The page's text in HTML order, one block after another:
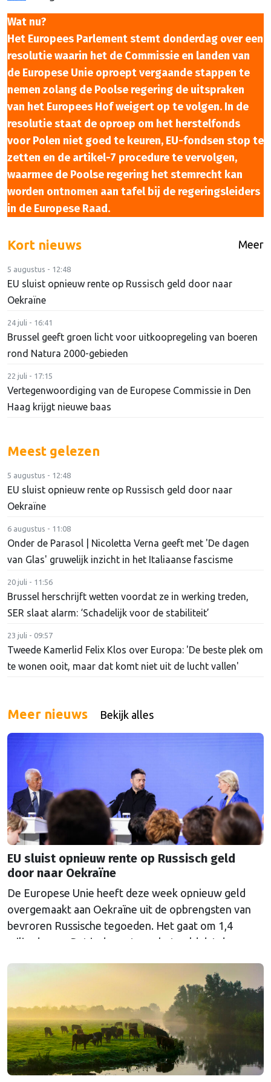
Wat nu?
Het Europees Parlement stemt donderdag over een
resolutie waarin het de Commissie en landen van
de Europese Unie oproept vergaande stappen te
nemen zolang de Poolse regering de uitspraken
van het Europees Hof weigert op te volgen. In de
resolutie staat de oproep om het herstelfonds
voor Polen niet goed te keuren, EU-fondsen stop te
zetten en de artikel-7 procedure te vervolgen,
waarmee de Poolse regering het stemrecht kan
worden ontnomen aan tafel bij de regeringsleiders
in de Europese Raad.
Kort nieuws Meer
5 augustus - 12:48
EU sluist opnieuw rente op Russisch geld door naar
Oekraïne
24 juli - 16:41
Brussel geeft groen licht voor uitkoopregeling van boeren
rond Natura 2000-gebieden
22 juli - 17:15
Vertegenwoordiging van de Europese Commissie in Den
Haag krijgt nieuwe baas
Meest gelezen
5 augustus - 12:48
EU sluist opnieuw rente op Russisch geld door naar
Oekraïne
6 augustus - 11:08
Onder de Parasol | Nicoletta Verna geeft met 'De dagen
van Glas' gruwelijk inzicht in het Italiaanse fascisme
20 juli - 11:56
Brussel herschrijft wetten voordat ze in werking treden,
SER slaat alarm: ‘Schadelijk voor de stabiliteit’
23 juli - 09:57
Tweede Kamerlid Felix Klos over Europa: 'De beste plek om
te wonen ooit, maar dat komt niet uit de lucht vallen'
Meer nieuws Bekijk alles
EU sluist opnieuw rente op Russisch geld
door naar Oekraïne
De Europese Unie heeft deze week opnieuw geld
overgemaakt aan Oekraïne uit de opbrengsten van
bevroren Russische tegoeden. Het gaat om 1,4
miljard euro. Dat is de rente op het geld dat de
Euroclear parkeerde. De EU bevroor dat geld na de
Continued